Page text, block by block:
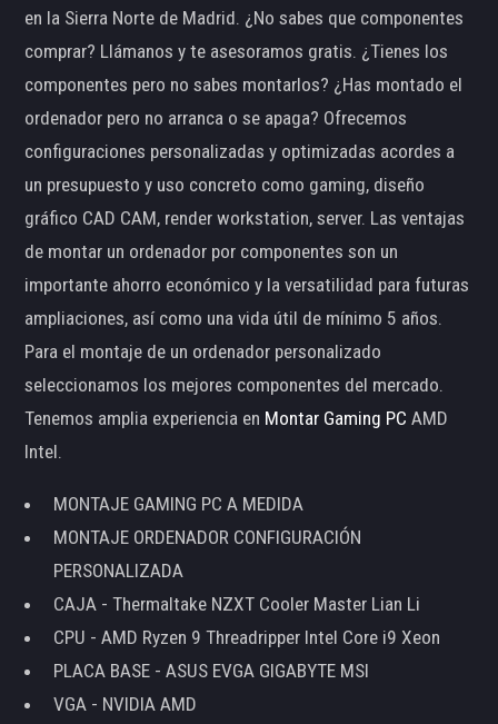
en la Sierra Norte de Madrid. ¿No sabes que componentes
comprar? Llámanos y te asesoramos gratis. ¿Tienes los
componentes pero no sabes montarlos? ¿Has montado el
ordenador pero no arranca o se apaga? Ofrecemos
configuraciones personalizadas y optimizadas acordes a
un presupuesto y uso concreto como gaming, diseño
gráfico CAD CAM, render workstation, server. Las ventajas
de montar un ordenador por componentes son un
importante ahorro económico y la versatilidad para futuras
ampliaciones, así como una vida útil de mínimo 5 años.
Para el montaje de un ordenador personalizado
seleccionamos los mejores componentes del mercado.
Tenemos amplia experiencia en Montar Gaming PC AMD
Intel.
MONTAJE GAMING PC A MEDIDA
MONTAJE ORDENADOR CONFIGURACIÓN
PERSONALIZADA
CAJA - Thermaltake NZXT Cooler Master Lian Li
CPU - AMD Ryzen 9 Threadripper Intel Core i9 Xeon
PLACA BASE - ASUS EVGA GIGABYTE MSI
VGA - NVIDIA AMD